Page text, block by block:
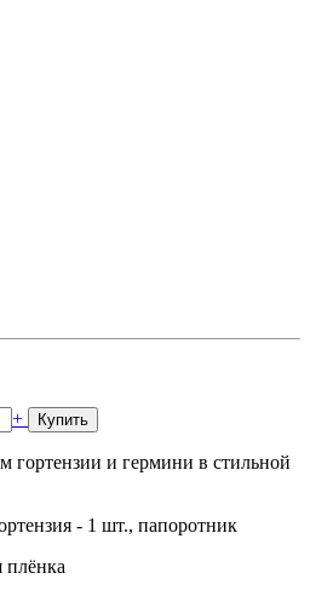
+ Купить
гортензии и гермини в стильной
- 1 шт., папоротник
плёнка